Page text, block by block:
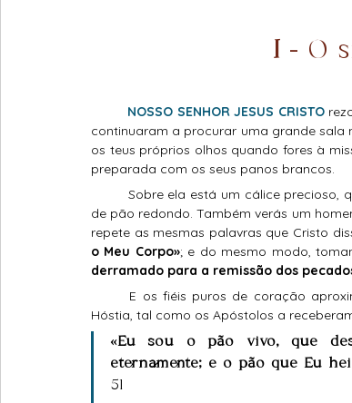
I - O
	NOSSO SENHOR JESUS CRISTO
continuaram a procurar uma grande sala
os teus próprios olhos quando fores à
preparada com os seus panos brancos.
de pão redondo. Também verás um
repete as mesmas palavras que Cristo
o Meu Corpo»; e do mesmo modo,
derramado para a remissão dos
Hóstia, tal como os Apóstolos a
«Eu sou o pão vivo, que
eternamente; e o pão que Eu
51